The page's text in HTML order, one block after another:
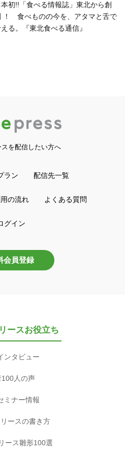
本初!!「食べる情報誌」東北から創
！ 食べものの今を、アタマと舌で
る。『東北食べる通信』
を配信したい方へ
ラン 配信先一覧
の流れ よくある質問
グイン
会員登録
ースお役立ち
ンタビュー
100人の声
ミナー情報
ースの書き方
ース雛形100選